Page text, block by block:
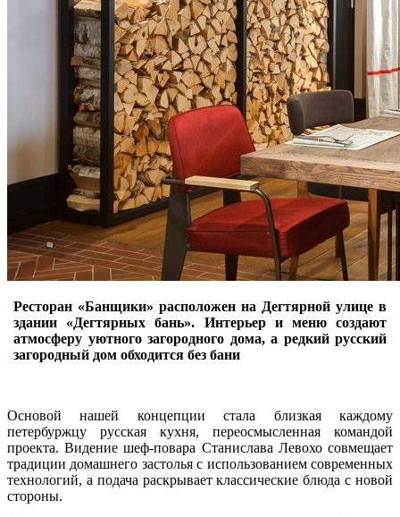
Ресторан «Банщики» расположен на Дегтярной улице в
здании «Дегтярных бань». Интерьер и меню создают
атмосферу уютного загородного дома, а редкий русский
загородный дом обходится без бани
Основой нашей концепции стала близкая каждому
петербуржцу русская кухня, переосмысленная командой
проекта. Видение шеф-повара Станислава Левохо совмещает
традиции домашнего застолья с использованием современных
технологий, а подача раскрывает классические блюда с новой
стороны.